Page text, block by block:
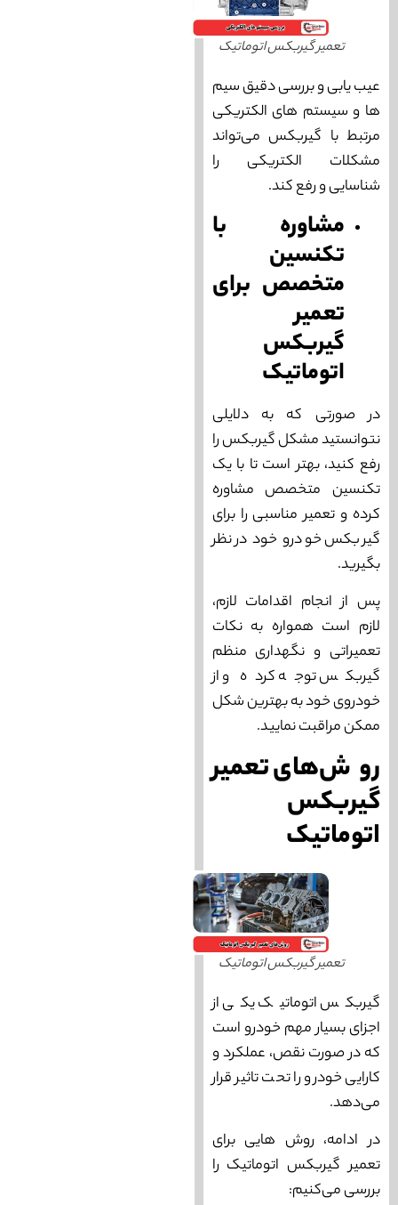
تعمیر گیربکس اتوماتیک
عیب‌ یابی و بررسی دقیق سیم‌
ها و سیستم‌ های الکتریکی
مرتبط با گیربکس می‌‌تواند
مشکلات الکتریکی را
شناسایی و رفع کند.
مشاوره با
تکنسین
متخصص برای
تعمیر
گیربکس
اتوماتیک
در صورتی که به دلایلی
نتوانستید مشکل گیربکس را
رفع کنید، بهتر است تا با یک
تکنسین متخصص مشاوره
کرده و تعمیر مناسبی را برای
گیربکس خودرو خود در نظر
بگیرید.
پس از انجام اقدامات لازم،
لازم است همواره به نکات
تعمیراتی و نگهداری منظم
گیربکس توجه کرده و از
خودروی خود به بهترین شکل
ممکن مراقبت نمایید.
روش‌های تعمیر
گیربکس
اتوماتیک
تعمیر گیربکس اتوماتیک
گیربکس اتوماتیک یکی از
اجزای بسیار مهم خودرو است
که در صورت نقص، عملکرد و
کارایی خودرو را تحت تاثیر قرار
می‌‌دهد.
در ادامه، روش‌ هایی برای
تعمیر گیربکس اتوماتیک را
بررسی می‌‌کنیم: